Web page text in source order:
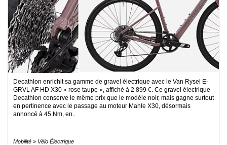
Decathlon enrichit sa gamme de gravel électrique avec le Van Rysel E-
GRVL AF HD X30 « rose taupe », affiché à 2 899 €. Ce gravel électrique
Decathlon conserve le même prix que le modèle noir, mais gagne surtout
en pertinence avec le passage au moteur Mahle X30, désormais
annoncé à 45 Nm, en..
Mobilité » Vélo Électrique